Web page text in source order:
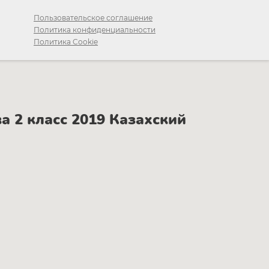
Пользовательское соглашение
Политика конфиденциальности
Политика Cookie
класс 2019 Казахский